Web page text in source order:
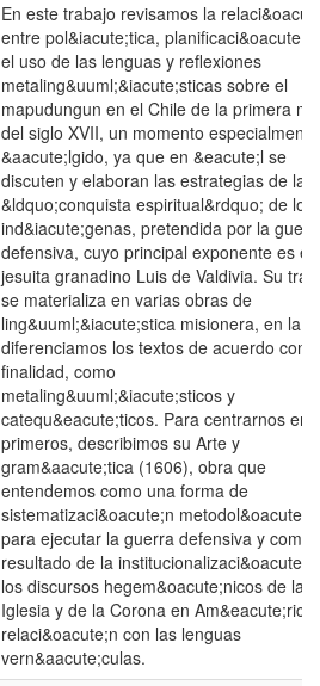
En este trabajo revisamos la
entre pol&iacute;tica, planificaci&oacute;n
el uso de las lenguas y reflexiones
metaling&uuml;&iacute;sticas sobre el
mapudungun en el Chile de la primera
del siglo XVII, un momento especialmente
&aacute;lgido, ya que en &eacute;l se
discuten y elaboran las estrategias de la
&ldquo;conquista espiritual&rdquo; de los
ind&iacute;genas, pretendida por la
defensiva, cuyo principal exponente es el
jesuita granadino Luis de Valdivia. Su
se materializa en varias obras de
ling&uuml;&iacute;stica misionera, en la
diferenciamos los textos de acuerdo con
finalidad, como
metaling&uuml;&iacute;sticos y
catequ&eacute;ticos. Para centrarnos en
primeros, describimos su Arte y
gram&aacute;tica (1606), obra que
entendemos como una forma de
sistematizaci&oacute;n
para ejecutar la guerra defensiva y como
resultado de la
los discursos hegem&oacute;nicos de la
Iglesia y de la Corona en Am&eacute;rica
relaci&oacute;n con las lenguas
vern&aacute;culas.